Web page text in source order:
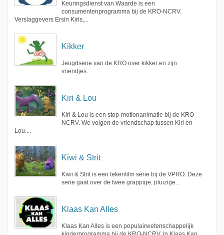
Keuringsdienst van Waarde is een
consumentenprogramma bij de KRO-NCRV.
Verslaggevers Ersin Kiris,...
Kikker
Jeugdserie van de KRO over kikker en zijn
vriendjes.
Kiri & Lou
Kiri & Lou is een stop-motionanimatie bij de KRO-
NCRV. We volgen de vriendschap tussen Kiri en
Lou....
Kiwi & Strit
Kiwi & Strit is een tekenfilm serie bij de VPRO. Deze
serie gaat over de twee grappige, pluizige...
Klaas Kan Alles
Klaas Kan Alles is een populairwetenschappelijk